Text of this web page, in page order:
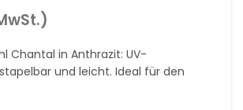
Chantal in Anthrazit: UV-
und leicht. Ideal für den